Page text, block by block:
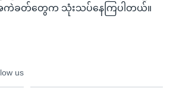
ကဲခတ်တွေက သုံးသပ်နေကြပါတယ်။
us